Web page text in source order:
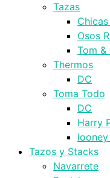
Tazas
Osos
Tom &
Thermos
DC
Toma Todo
DC
Harry
Tazos y Stacks
Navarrete